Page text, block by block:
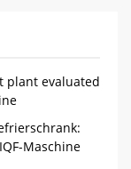
plant evaluated
Maschine